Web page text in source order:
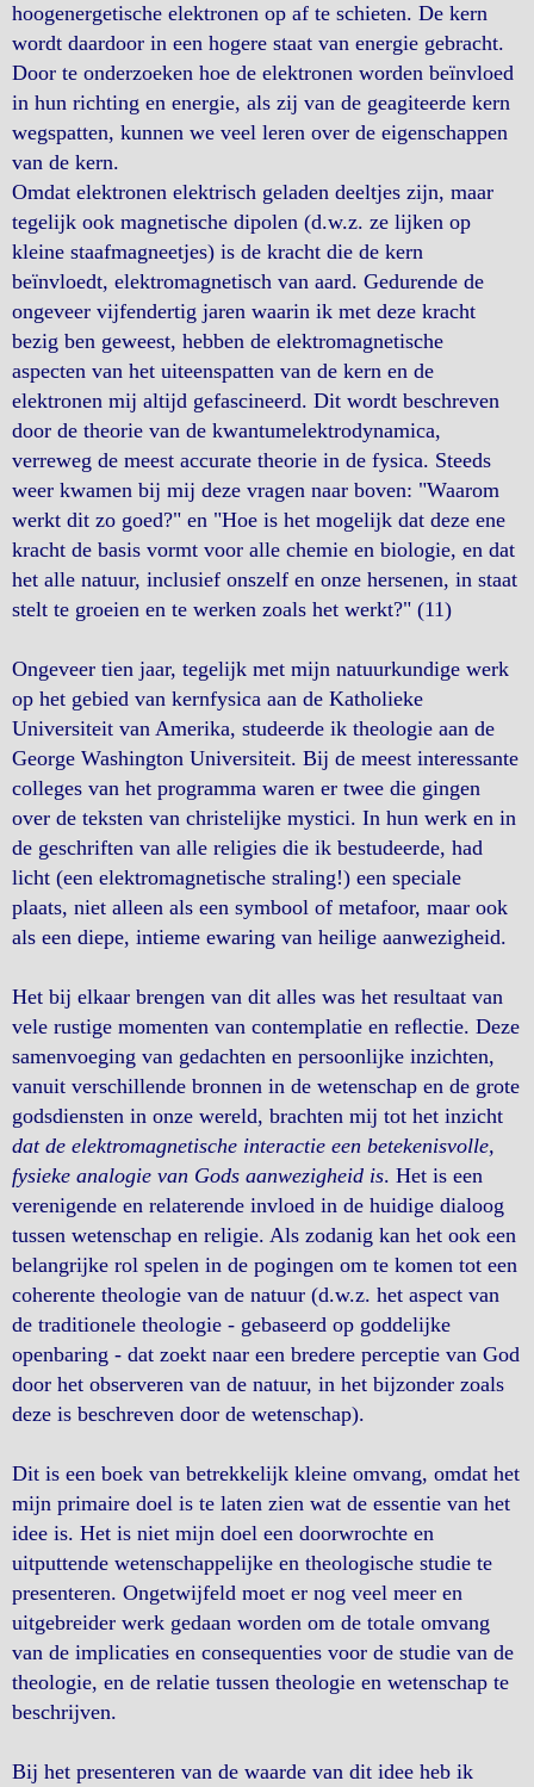
hoogenergetische elektronen op af te schieten. De kern
wordt daardoor in een hogere staat van energie gebracht.
Door te onderzoeken hoe de elektronen worden beïnvloed
in hun richting en energie, als zij van de geagiteerde kern
wegspatten, kunnen we veel leren over de eigenschappen
van de kern.
Omdat elektronen elektrisch geladen deeltjes zijn, maar
tegelijk ook magnetische dipolen (d.w.z. ze lijken op
kleine staafmagneetjes) is de kracht die de kern
beïnvloedt, elektromagnetisch van aard. Gedurende de
ongeveer vijfendertig jaren waarin ik met deze kracht
bezig ben geweest, hebben de elektromagnetische
aspecten van het uiteenspatten van de kern en de
elektronen mij altijd gefascineerd. Dit wordt beschreven
door de theorie van de kwantumelektrodynamica,
verreweg de meest accurate theorie in de fysica. Steeds
weer kwamen bij mij deze vragen naar boven: "Waarom
werkt dit zo goed?" en "Hoe is het mogelijk dat deze ene
kracht de basis vormt voor alle chemie en biologie, en dat
het alle natuur, inclusief onszelf en onze hersenen, in staat
stelt te groeien en te werken zoals het werkt?" (11)
Ongeveer tien jaar, tegelijk met mijn natuurkundige werk
op het gebied van kernfysica aan de Katholieke
Universiteit van Amerika, studeerde ik theologie aan de
George Washington Universiteit. Bij de meest interessante
colleges van het programma waren er twee die gingen
over de teksten van christelijke mystici. In hun werk en in
de geschriften van alle religies die ik bestudeerde, had
licht (een elektromagnetische straling!) een speciale
plaats, niet alleen als een symbool of metafoor, maar ook
als een diepe, intieme ewaring van heilige aanwezigheid.
Het bij elkaar brengen van dit alles was het resultaat van
vele rustige momenten van contemplatie en reﬂectie. Deze
samenvoeging van gedachten en persoonlijke inzichten,
vanuit verschillende bronnen in de wetenschap en de grote
godsdiensten in onze wereld, brachten mij tot het inzicht
dat de elektromagnetische interactie een betekenisvolle,
fysieke analogie van Gods aanwezigheid is. Het is een
verenigende en relaterende invloed in de huidige dialoog
tussen wetenschap en religie. Als zodanig kan het ook een
belangrijke rol spelen in de pogingen om te komen tot een
coherente theologie van de natuur (d.w.z. het aspect van
de traditionele theologie - gebaseerd op goddelijke
openbaring - dat zoekt naar een bredere perceptie van God
door het observeren van de natuur, in het bijzonder zoals
deze is beschreven door de wetenschap).
Dit is een boek van betrekkelijk kleine omvang, omdat het
mijn primaire doel is te laten zien wat de essentie van het
idee is. Het is niet mijn doel een doorwrochte en
uitputtende wetenschappelijke en theologische studie te
presenteren. Ongetwijfeld moet er nog veel meer en
uitgebreider werk gedaan worden om de totale omvang
van de implicaties en consequenties voor de studie van de
theologie, en de relatie tussen theologie en wetenschap te
beschrijven.
Bij het presenteren van de waarde van dit idee heb ik